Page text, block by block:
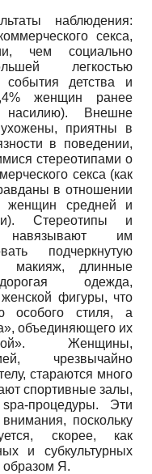
наблюдения:
секса,
чем социально
легкостью
события детства и
женщин ранее
насилию). Внешне
ухожены, приятны в
в поведении,
стереотипами о
секса (как
в отношении
женщин средней и
Стереотипы и
навязывают им
подчеркнутую
макияж, длинные
одежда,
фигуры, что
особого стиля, а
объединяющего их
Женщины,
чрезвычайно
стараются много
спортивные залы,
процедуры. Эти
поскольку
скорее, как
и субкультурных
образом Я.